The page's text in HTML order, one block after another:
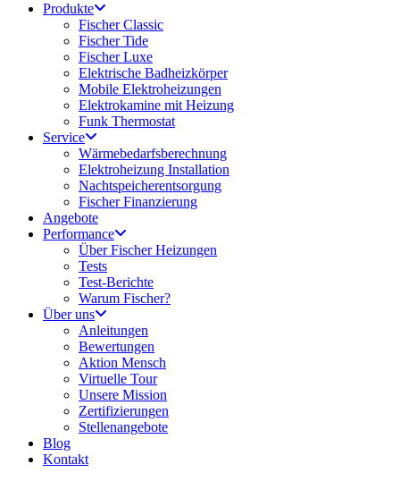
Produkte
Fischer Classic
Fischer Tide
Fischer Luxe
Elektrische Badheizkörper
Mobile Elektroheizungen
Elektrokamine mit Heizung
Funk Thermostat
Service
Wärmebedarfsberechnung
Elektroheizung Installation
Nachtspeicherentsorgung
Fischer Finanzierung
Angebote
Performance
Über Fischer Heizungen
Tests
Test-Berichte
Warum Fischer?
Über uns
Anleitungen
Bewertungen
Aktion Mensch
Virtuelle Tour
Unsere Mission
Zertifizierungen
Stellenangebote
Blog
Kontakt